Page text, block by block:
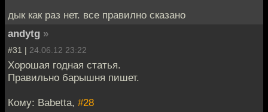
дык как раз нет. все правилно сказано
andytg »
#31 | 24.06.12 23:22
Хорошая годная статья.
Правильно барышня пишет.
Кому: Babetta, #28